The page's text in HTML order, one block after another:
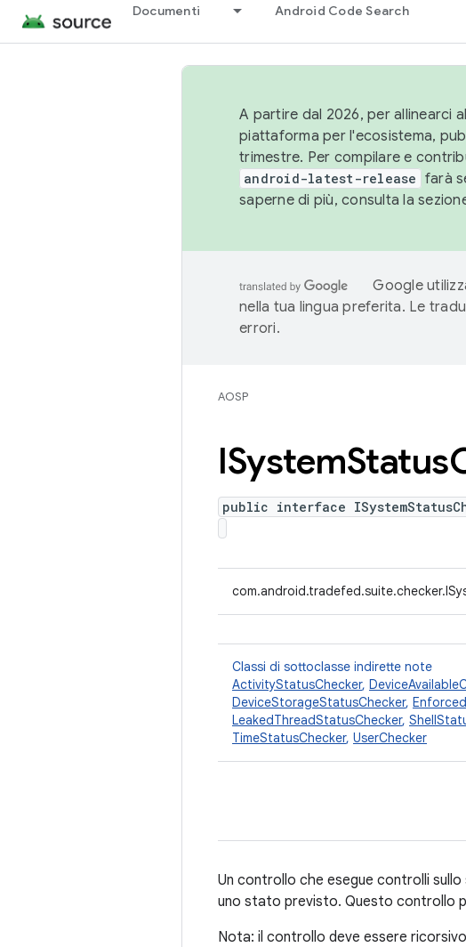
Documenti Android Code Search
A partire dal 2026, per allinearci
piattaforma per l'ecosistema,
trimestre. Per compilare e
android-latest-release farà
saperne di più, consulta la
Google
nella tua lingua preferita. Le
errori.
AOSP
ISystemStatus
public interface
Classi di sottoclasse indirette note
ActivityStatusChecker,
DeviceStorageStatusChecker,
LeakedThreadStatusChecker,
TimeStatusChecker, UserChecker
Un controllo che esegue controlli
uno stato previsto. Questo controllo
Nota: il controllo deve essere